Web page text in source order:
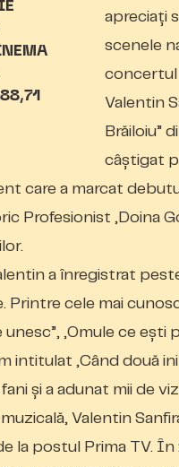
apreciați
scenele
concertul
Valentin
Brăiloiu”
câștigat
care a marcat
Profesionist „Doina
a înregistrat
Printre cele mai
unesc”, „Omule ce
intitulat „Când două
și a adunat mii de
Valentin
la postul Prima TV.